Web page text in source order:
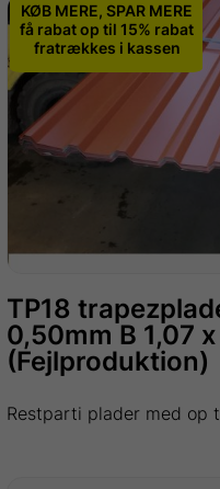
KØB MERE, SPAR MERE
få rabat op til 15% rabat
fratrækkes i kassen
TP18
0,50mm B 1,07
(Fejlproduktion)
Restparti plader med op